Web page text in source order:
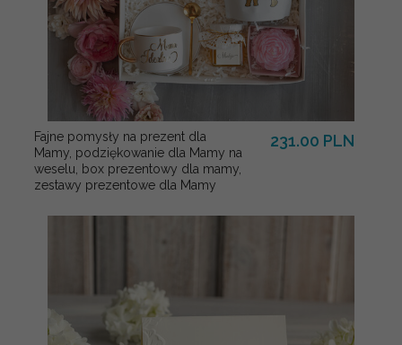
Fajne pomysły na prezent dla
Mamy, podziękowanie dla Mamy na
weselu, box prezentowy dla mamy,
zestawy prezentowe dla Mamy
231.00 PLN